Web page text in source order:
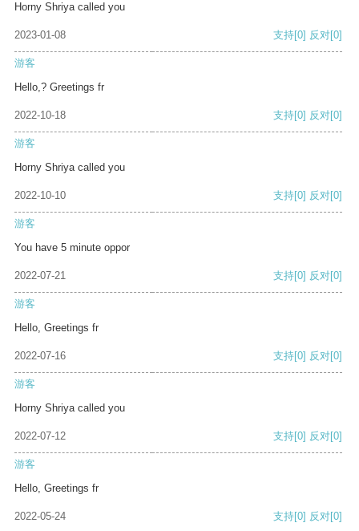
Horny Shriya called you
2023-01-08 支持[0] 反对[0]
游客
Hello,? Greetings fr
2022-10-18 支持[0] 反对[0]
游客
Horny Shriya called you
2022-10-10 支持[0] 反对[0]
游客
You have 5 minute oppor
2022-07-21 支持[0] 反对[0]
游客
Hello, Greetings fr
2022-07-16 支持[0] 反对[0]
游客
Horny Shriya called you
2022-07-12 支持[0] 反对[0]
游客
Hello, Greetings fr
2022-05-24 支持[0] 反对[0]